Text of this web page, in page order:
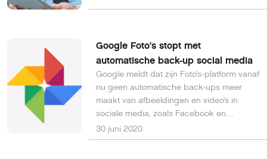
Google Foto’s stopt met
automatische back-up social media
Google meldt dat zijn Foto’s-platform vanaf
nu geen automatische back-ups meer
maakt van afbeeldingen en video’s in
sociale media, zoals Facebook en
WhatsApp. Het aanbod is eenvoudig te
groot en de Google-servers lopen vol.
30 juni 2020